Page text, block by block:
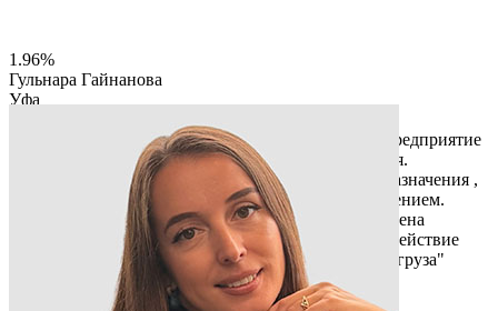
1.96%
Гульнара Гайнанова
Уфа
Действует с 2012 года , имеет статус социальное предприятие
, штат из социально уязвимых категорий населения.
Занимаемся реализацией изделий медицинского назначения ,
товары для инвалидов с последующим сопровождением.
Помогаем с 2022 года адресно СВО за что награждена
Благодарственными письмами и медалями " За содействие
СВО " , " Сопровождение особого гуманитарного груза"
Читать описание
Перейти на сайт